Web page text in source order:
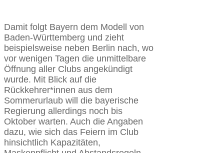
Damit folgt Bayern dem Modell von
Baden-Württemberg und zieht
beispielsweise neben Berlin nach, wo
vor wenigen Tagen die unmittelbare
Öffnung aller Clubs angekündigt
wurde. Mit Blick auf die
Rückkehrer*innen aus dem
Sommerurlaub will die bayerische
Regierung allerdings noch bis
Oktober warten. Auch die Angaben
dazu, wie sich das Feiern im Club
hinsichtlich Kapazitäten,